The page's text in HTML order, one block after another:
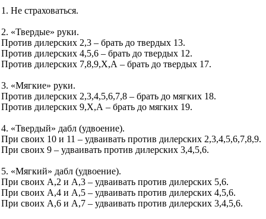
1. Не страховаться.
2. «Твердые» руки.
Против дилерских 2,3 – брать до твердых 13.
Против дилерских 4,5,6 – брать до твердых 12.
Против дилерских 7,8,9,Х,А – брать до твердых 17.
3. «Мягкие» руки.
Против дилерских 2,3,4,5,6,7,8 – брать до мягких 18.
Против дилерских 9,Х,А – брать до мягких 19.
4. «Твердый» дабл (удвоение).
При своих 10 и 11 – удваивать против дилерских 2,3,4,5,6,7,8,9.
При своих 9 – удваивать против дилерских 3,4,5,6.
5. «Мягкий» дабл (удвоение).
При своих А,2 и А,3 – удваивать против дилерских 5,6.
При своих А,4 и А,5 – удваивать против дилерских 4,5,6.
При своих А,6 и А,7 – удваивать против дилерских 3,4,5,6.